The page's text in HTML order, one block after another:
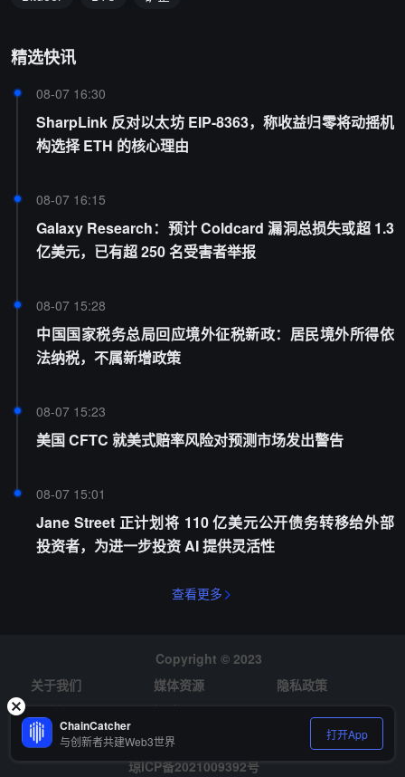
精选快讯
08-07 16:30
SharpLink 反对以太坊 EIP-8363，称收益归零将动摇机
构选择 ETH 的核心理由
08-07 16:15
Galaxy Research：预计 Coldcard 漏洞总损失或超 1.3
亿美元，已有超 250 名受害者举报
08-07 15:28
中国国家税务总局回应境外征税新政：居民境外所得依
法纳税，不属新增政策
08-07 15:23
美国 CFTC 就美式赔率风险对预测市场发出警告
08-07 15:01
Jane Street 正计划将 110 亿美元公开债务转移给外部
投资者，为进一步投资 AI 提供灵活性
查看更多
Copyright © 2023
关于我们
媒体资源
隐私政策
风险提示
招聘
琼ICP备2021009392号
ChainCatcher
与创新者共建Web3世界 打开App